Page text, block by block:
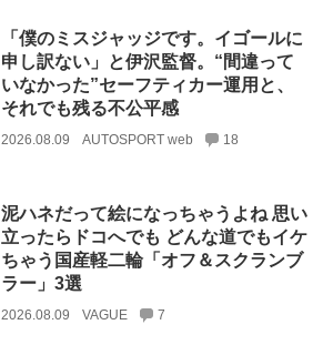
「僕のミスジャッジです。イゴールに
申し訳ない」と伊沢監督。“間違って
いなかった”セーフティカー運用と、
それでも残る不公平感
2026.08.09 AUTOSPORT web 18
泥ハネだって絵になっちゃうよね 思い
立ったらドコへでも どんな道でもイケ
ちゃう国産軽二輪「オフ＆スクランブ
ラー」3選
2026.08.09 VAGUE 7